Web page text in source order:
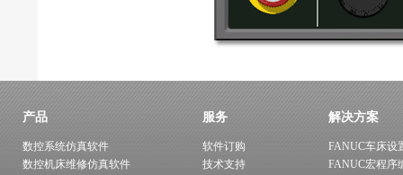
产品
数控系统仿真软件
数控机床维修仿真软件
服务
软件订购
技术支持
解决方案
FANUC车床设
FANUC宏程序